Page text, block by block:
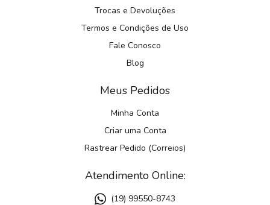
Trocas e Devoluções
Termos e Condições de Uso
Fale Conosco
Blog
Meus Pedidos
Minha Conta
Criar uma Conta
Rastrear Pedido (Correios)
Atendimento Online:
(19) 99550-8743